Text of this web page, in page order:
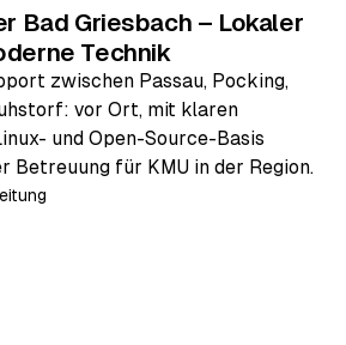
Bad Griesbach – Lokaler
Technik
zwischen Passau, Pocking,
vor Ort, mit klaren
und Open-Source-Basis
Betreuung für KMU in der Region.